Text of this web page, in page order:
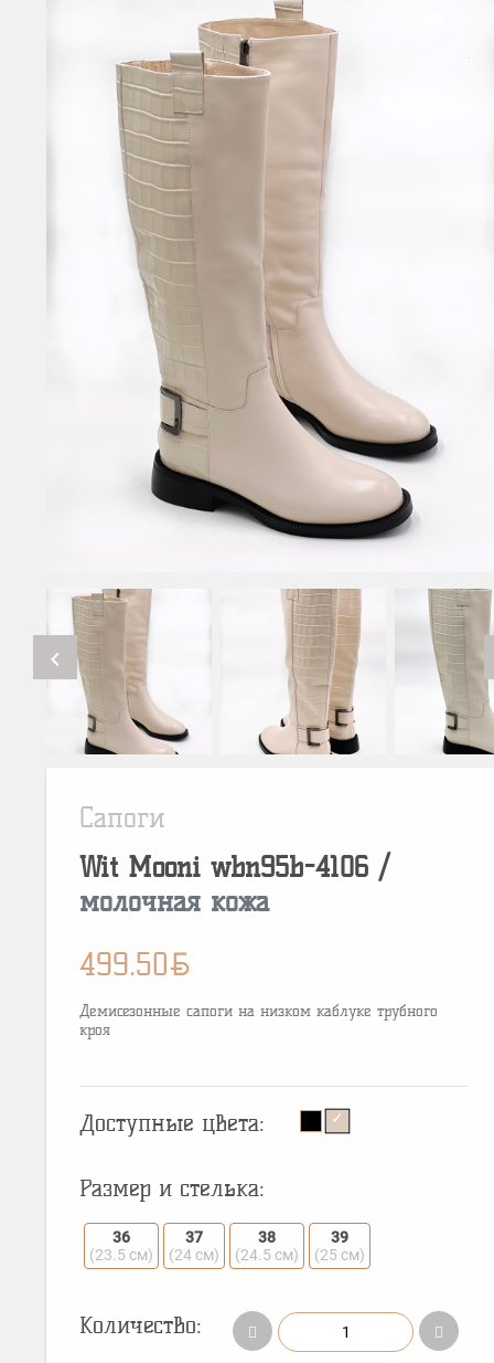
chevron_left
Сапоги
Wit Mooni wbn95b-4106 /
молочная кожа
499.50BYN
Демисезонные сапоги на низком каблуке трубного
кроя
Доступные цвета:
Размер и стелька:
36
(23.5 см)
37
(24 см)
38
(24.5 см)
39
(25 см)
Количество: